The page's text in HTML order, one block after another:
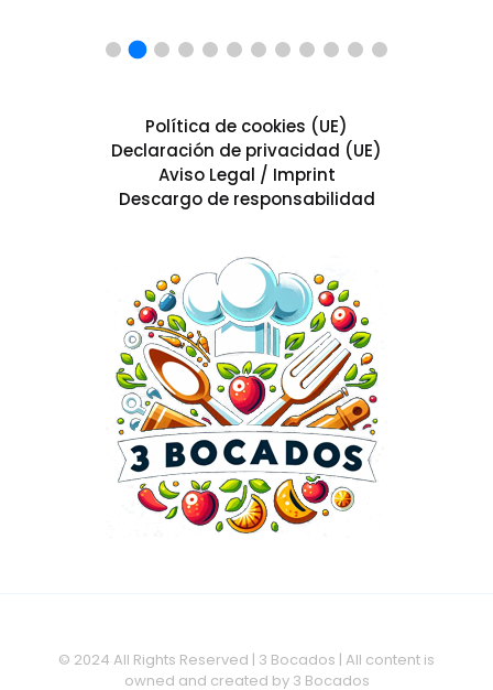
Política de cookies (UE)
Declaración de privacidad (UE)
Aviso Legal / Imprint
Descargo de responsabilidad
© 2024 All Rights Reserved | 3 Bocados | All content is
owned and created by 3 Bocados